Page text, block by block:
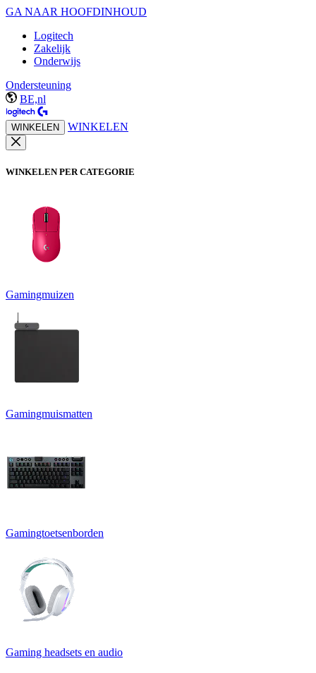
GA NAAR HOOFDINHOUD
Logitech
Zakelijk
Onderwijs
Ondersteuning
BE,nl
WINKELEN WINKELEN
WINKELEN PER CATEGORIE
Gamingmuizen
Gamingmuismatten
Gamingtoetsenborden
Gaming headsets en audio